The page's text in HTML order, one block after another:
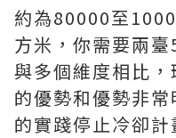
約為80000至
方米，你需要兩臺
與多個維度相比
的優勢和優勢非
的實踐停止冷卻計